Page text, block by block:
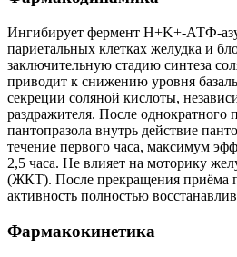
Ингибирует фермент H+K+-АТФ-
париетальных клетках желудка и
заключительную стадию синтеза
приводит к снижению уровня
секреции соляной кислоты,
раздражителя. После однократного
пантопразола внутрь действие
течение первого часа, максимум
2,5 часа. Не влияет на моторику
(ЖКТ). После прекращения приёма
активность полностью
Фармакокинетика